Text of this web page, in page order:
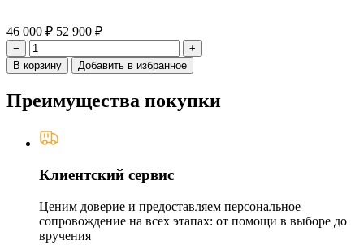
46 000 ₽ 52 900 ₽
−
+
В корзину
Добавить в избранное
Преимущества покупки
Клиентский сервис
Ценим доверие и предоставляем персональное
сопровождение на всех этапах: от помощи в выборе до
вручения